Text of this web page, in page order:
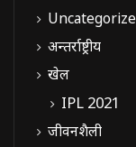
अन्तर्राष्ट्रीय
खेल
IPL 2021
जीवनशैली